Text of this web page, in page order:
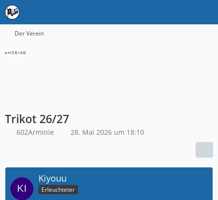
Der Verein
Trikot 26/27
602Arminie 28. Mai 2026 um 18:10
Kiyouu
Erleuchteter